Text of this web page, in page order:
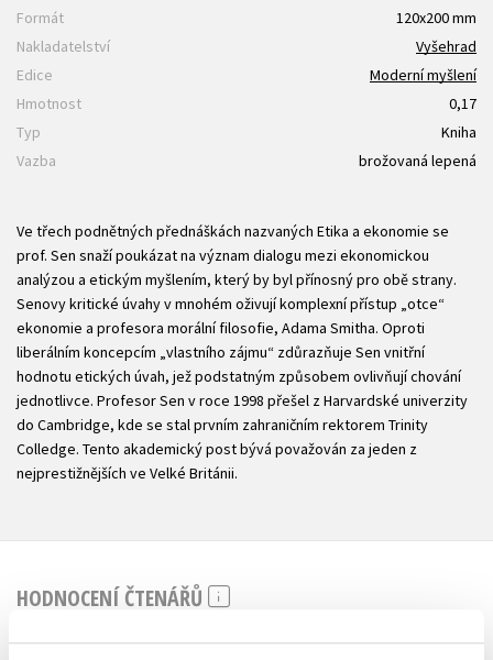
Formát
120x200 mm
Nakladatelství
Vyšehrad
Edice
Moderní myšlení
Hmotnost
0,17
Typ
Kniha
Vazba
brožovaná lepená
Ve třech podnětných přednáškách nazvaných Etika a ekonomie se
prof. Sen snaží poukázat na význam dialogu mezi ekonomickou
analýzou a etickým myšlením, který by byl přínosný pro obě strany.
Senovy kritické úvahy v mnohém oživují komplexní přístup „otce“
ekonomie a profesora morální filosofie, Adama Smitha. Oproti
liberálním koncepcím „vlastního zájmu“ zdůrazňuje Sen vnitřní
hodnotu etických úvah, jež podstatným způsobem ovlivňují chování
jednotlivce. Profesor Sen v roce 1998 přešel z Harvardské univerzity
do Cambridge, kde se stal prvním zahraničním rektorem Trinity
Colledge. Tento akademický post bývá považován za jeden z
nejprestižnějších ve Velké Británii.
HODNOCENÍ ČTENÁŘŮ
V současné době nejsou vytvořena žádná uživatelská hodnocení.